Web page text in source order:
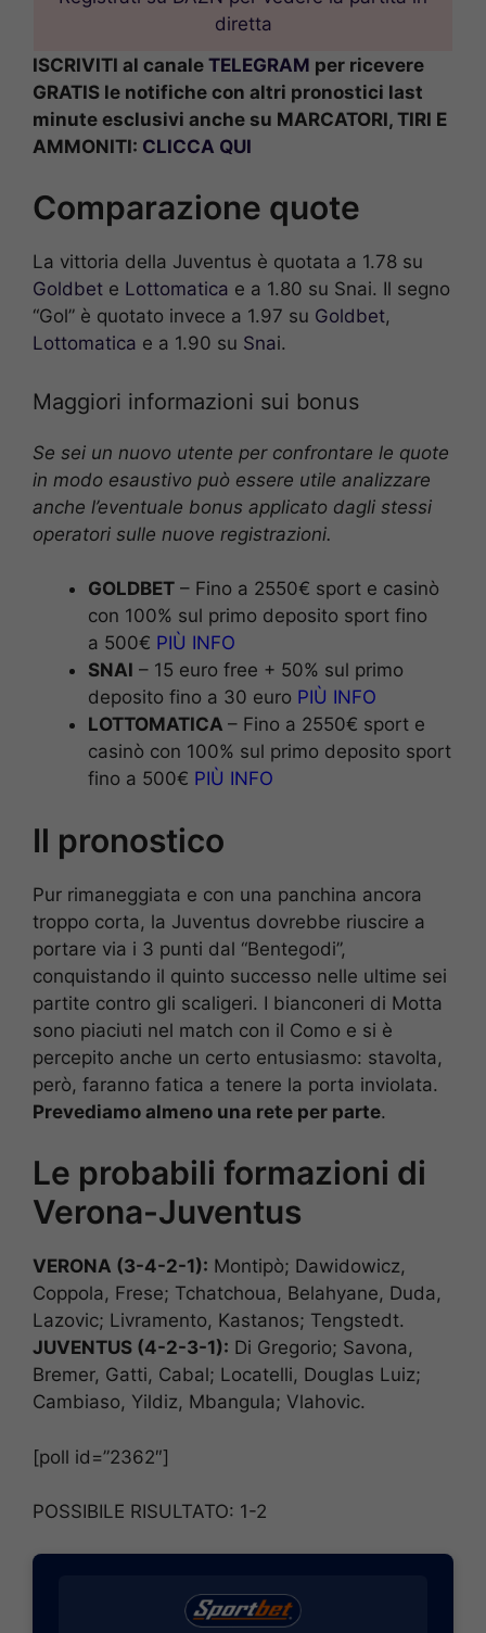
diretta
ISCRIVITI al canale TELEGRAM per ricevere
GRATIS le notifiche con altri pronostici last
minute esclusivi anche su MARCATORI, TIRI E
AMMONITI: CLICCA QUI
Comparazione quote
La vittoria della Juventus è quotata a 1.78 su
Goldbet e Lottomatica e a 1.80 su Snai. Il segno
“Gol” è quotato invece a 1.97 su Goldbet,
Lottomatica e a 1.90 su Snai.
Maggiori informazioni sui bonus
Se sei un nuovo utente per confrontare le quote
in modo esaustivo può essere utile analizzare
anche l’eventuale bonus applicato dagli stessi
operatori sulle nuove registrazioni.
GOLDBET – Fino a 2550€ sport e casinò
con 100% sul primo deposito sport fino
a 500€ PIÙ INFO
SNAI – 15 euro free + 50% sul primo
deposito fino a 30 euro PIÙ INFO
LOTTOMATICA – Fino a 2550€ sport e
casinò con 100% sul primo deposito sport
fino a 500€ PIÙ INFO
Il pronostico
Pur rimaneggiata e con una panchina ancora
troppo corta, la Juventus dovrebbe riuscire a
portare via i 3 punti dal “Bentegodi”,
conquistando il quinto successo nelle ultime sei
partite contro gli scaligeri. I bianconeri di Motta
sono piaciuti nel match con il Como e si è
percepito anche un certo entusiasmo: stavolta,
però, faranno fatica a tenere la porta inviolata.
Prevediamo almeno una rete per parte.
Le probabili formazioni di
Verona-Juventus
VERONA (3-4-2-1): Montipò; Dawidowicz,
Coppola, Frese; Tchatchoua, Belahyane, Duda,
Lazovic; Livramento, Kastanos; Tengstedt.
JUVENTUS (4-2-3-1): Di Gregorio; Savona,
Bremer, Gatti, Cabal; Locatelli, Douglas Luiz;
Cambiaso, Yildiz, Mbangula; Vlahovic.
[poll id=”2362″]
POSSIBILE RISULTATO: 1-2